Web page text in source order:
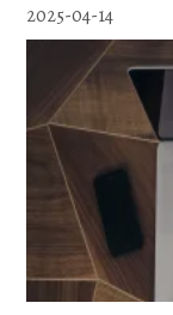
2025-04-14